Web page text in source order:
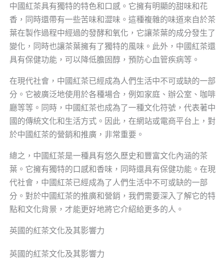
中國紅茶具有獨特的特色和口感。它擁有明顯的甜味和花
香，同時還帶有一些苦味和澀味。這種複雜的味道來自於茶
葉在製作過程中經過的發酵和氧化，它讓茶葉的成分發生了
變化，同時也讓茶葉擁有了獨特的風味。此外，中國紅茶還
具有保健功能，可以降低膽固醇，預防心血管疾病等。
在現代社會，中國紅茶已經成為人們生活中不可或缺的一部
分。它被廣泛地使用於各種場合，例如家庭、辦公室、咖啡
廳等等。同時，中國紅茶也成為了一種文化符號，代表著中
國的傳統文化和生活方式。因此，在網站或電商平台上，對
於中國紅茶的營銷和推廣，非常重要。
總之，中國紅茶是一種具有悠久歷史和豐富文化內涵的茶
葉。它擁有獨特的口感和香味，同時還具有保健功能。在現
代社會，中國紅茶已經成為了人們生活中不可或缺的一部
分。對於中國紅茶的推廣和營銷，我們需要深入了解它的特
點和文化背景，才能更好地將它介紹給更多的人。
英國的紅茶文化及其影響力
英國的紅茶文化及其影響力